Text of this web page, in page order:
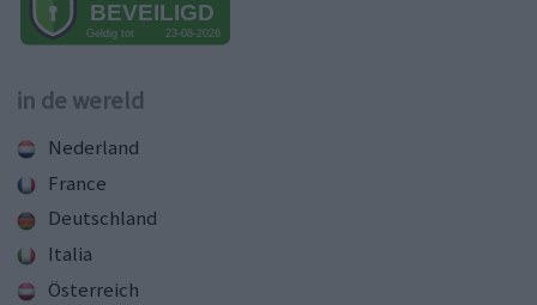
in de wereld
Nederland
France
Deutschland
Italia
Österreich